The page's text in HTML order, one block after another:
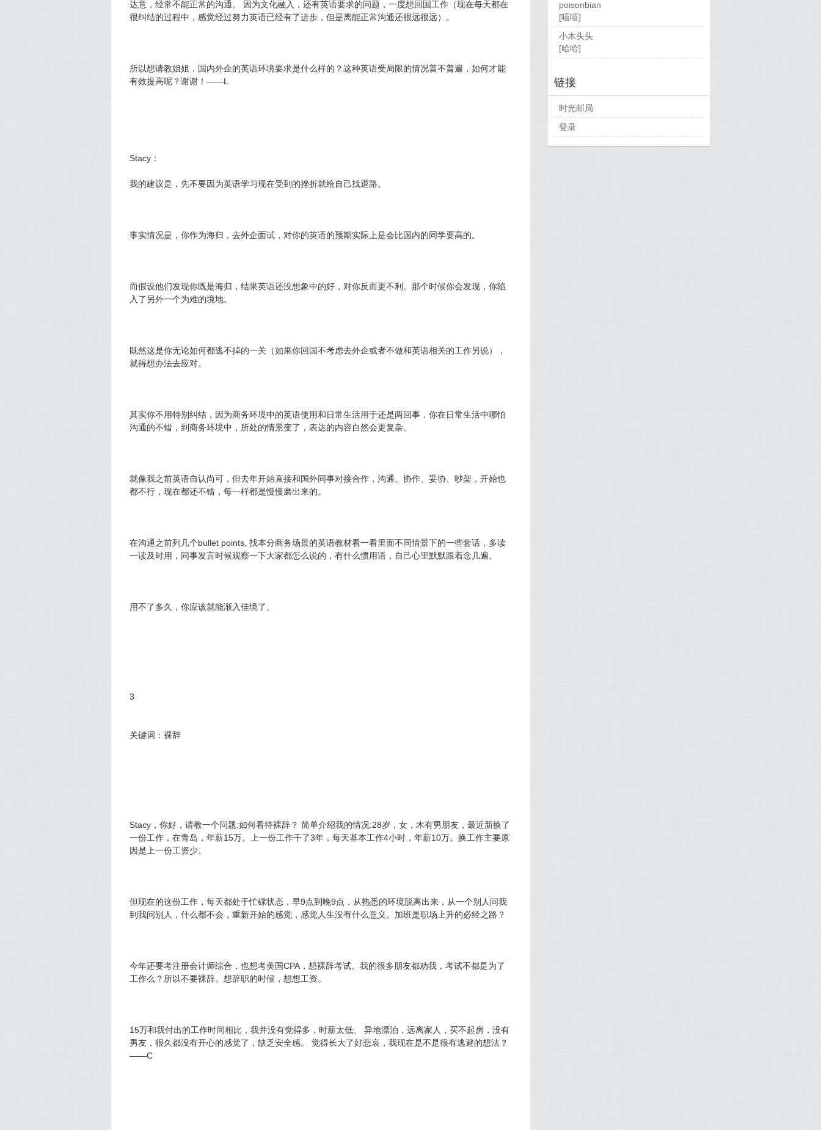
达意，经常不能正常的沟通。 因为文化融入，还有英语要求的问题，一度想回国工作（现在每天都在
很纠结的过程中，感觉经过努力英语已经有了进步，但是离能正常沟通还很远很远）。
所以想请教姐姐，国内外企的英语环境要求是什么样的？这种英语受局限的情况普不普遍，如何才能
有效提高呢？谢谢！——L
Stacy：
我的建议是，先不要因为英语学习现在受到的挫折就给自己找退路。
事实情况是，你作为海归，去外企面试，对你的英语的预期实际上是会比国内的同学要高的。
而假设他们发现你既是海归，结果英语还没想象中的好，对你反而更不利。那个时候你会发现，你陷
入了另外一个为难的境地。
既然这是你无论如何都逃不掉的一关（如果你回国不考虑去外企或者不做和英语相关的工作另说），
就得想办法去应对。
其实你不用特别纠结，因为商务环境中的英语使用和日常生活用于还是两回事，你在日常生活中哪怕
沟通的不错，到商务环境中，所处的情景变了，表达的内容自然会更复杂。
就像我之前英语自认尚可，但去年开始直接和国外同事对接合作，沟通、协作、妥协、吵架，开始也
都不行，现在都还不错，每一样都是慢慢磨出来的。
在沟通之前列几个bullet points, 找本分商务场景的英语教材看一看里面不同情景下的一些套话，多读
一读及时用，同事发言时候观察一下大家都怎么说的，有什么惯用语，自己心里默默跟着念几遍。
用不了多久，你应该就能渐入佳境了。
3
关键词：裸辞
Stacy，你好，请教一个问题:如何看待裸辞？ 简单介绍我的情况:28岁，女，木有男朋友，最近新换了
一份工作，在青岛，年薪15万。上一份工作干了3年，每天基本工作4小时，年薪10万。换工作主要原
因是上一份工资少。
但现在的这份工作，每天都处于忙碌状态，早9点到晚9点，从熟悉的环境脱离出来，从一个别人问我
到我问别人，什么都不会，重新开始的感觉，感觉人生没有什么意义。加班是职场上升的必经之路？
今年还要考注册会计师综合，也想考美国CPA，想裸辞考试。我的很多朋友都劝我，考试不都是为了
工作么？所以不要裸辞。想辞职的时候，想想工资。
15万和我付出的工作时间相比，我并没有觉得多，时薪太低。 异地漂泊，远离家人，买不起房，没有
男友，很久都没有开心的感觉了，缺乏安全感。 觉得长大了好悲哀，我现在是不是很有逃避的想法？
——C
poisonbian
[嘻嘻]
小木头头
[哈哈]
链接
时光邮局
登录